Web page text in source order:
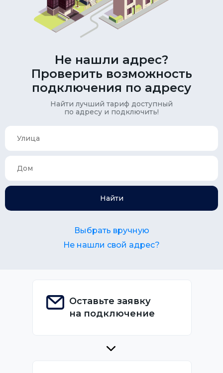
Не нашли адрес?
Проверить возможность
подключения по адресу
Найти лучший тариф доступный
по адресу и подключить!
Найти
Выбрать вручную
Не нашли свой адрес?
Оставьте заявку
на подключение